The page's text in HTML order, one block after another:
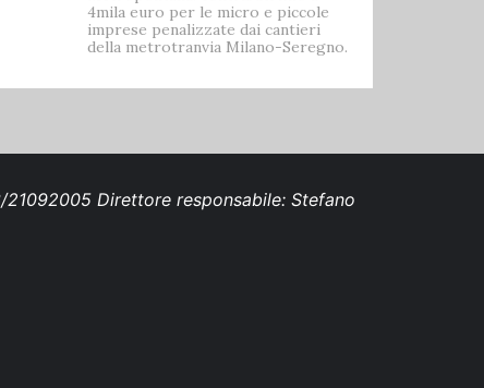
4mila euro per le micro e piccole
imprese penalizzate dai cantieri
della metrotranvia Milano-Seregno.
Direttore responsabile: Stefano